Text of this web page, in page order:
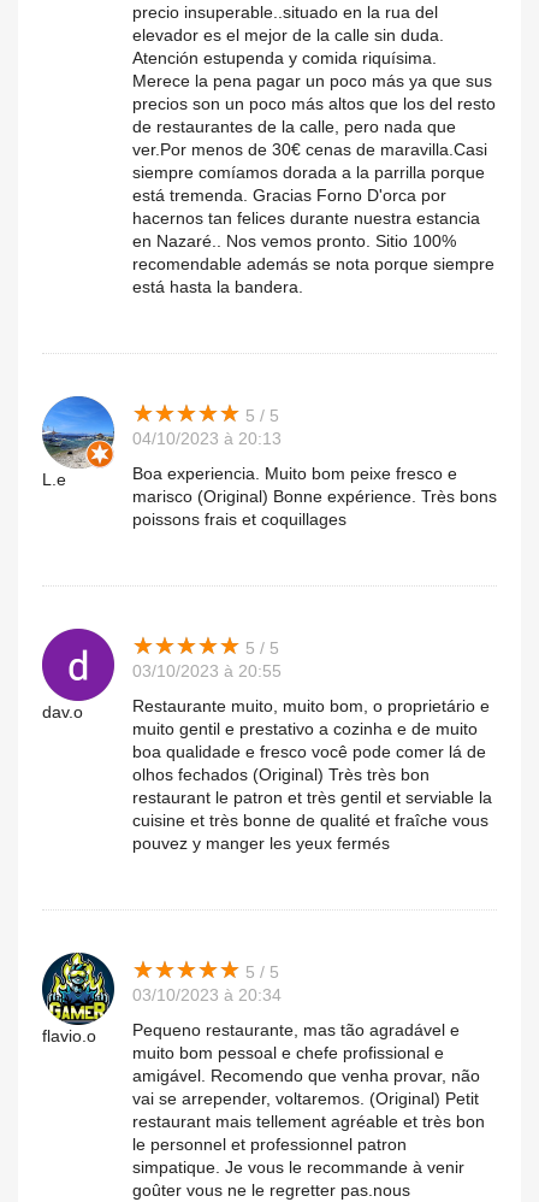
precio insuperable..situado en la rua del
elevador es el mejor de la calle sin duda.
Atención estupenda y comida riquísima.
Merece la pena pagar un poco más ya que sus
precios son un poco más altos que los del resto
de restaurantes de la calle, pero nada que
ver.Por menos de 30€ cenas de maravilla.Casi
siempre comíamos dorada a la parrilla porque
está tremenda. Gracias Forno D'orca por
hacernos tan felices durante nuestra estancia
en Nazaré.. Nos vemos pronto. Sitio 100%
recomendable además se nota porque siempre
está hasta la bandera.
L.e
★★★★★
★★★★★ 5 / 5
04/10/2023 à 20:13
Boa experiencia. Muito bom peixe fresco e
marisco (Original) Bonne expérience. Très bons
poissons frais et coquillages
dav.o
★★★★★
★★★★★ 5 / 5
03/10/2023 à 20:55
Restaurante muito, muito bom, o proprietário e
muito gentil e prestativo a cozinha e de muito
boa qualidade e fresco você pode comer lá de
olhos fechados (Original) Très très bon
restaurant le patron et très gentil et serviable la
cuisine et très bonne de qualité et fraîche vous
pouvez y manger les yeux fermés
flavio.o
★★★★★
★★★★★ 5 / 5
03/10/2023 à 20:34
Pequeno restaurante, mas tão agradável e
muito bom pessoal e chefe profissional e
amigável. Recomendo que venha provar, não
vai se arrepender, voltaremos. (Original) Petit
restaurant mais tellement agréable et très bon
le personnel et professionnel patron
simpatique. Je vous le recommande à venir
goûter vous ne le regretter pas.nous